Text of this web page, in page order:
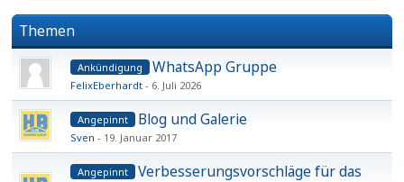
Themen
Ankündigung WhatsApp Gruppe
FelixEberhardt 6. Juli 2026
Angepinnt Blog und Galerie
Sven 19. Januar 2017
Angepinnt
Verbesserungsvorschläge für das